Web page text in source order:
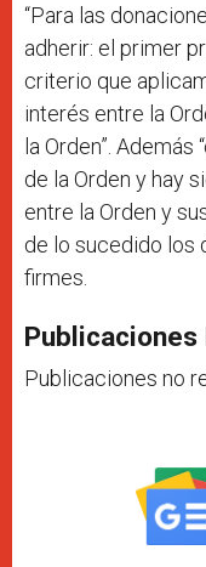
“Para las
adherir: el primer
criterio que
interés entre la
la Orden”. Además
de la Orden y hay
entre la Orden y
de lo sucedido los
firmes.
Publicaciones
Publicaciones no